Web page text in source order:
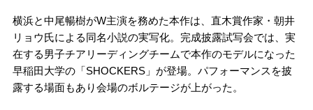
横浜と中尾暢樹がW主演を務めた本作は、直木賞作家・朝井
リョウ氏による同名小説の実写化。完成披露試写会では、実
在する男子チアリーディングチームで本作のモデルになった
早稲田大学の「SHOCKERS」が登場。パフォーマンスを披
露する場面もあり会場のボルテージが上がった。